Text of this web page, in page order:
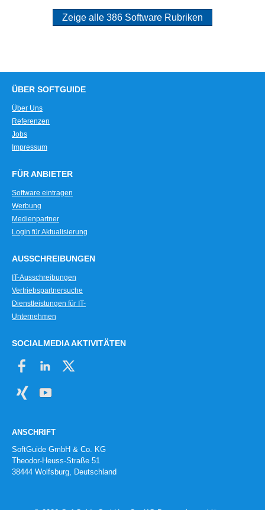
Zeige alle 386 Software Rubriken
ÜBER SOFTGUIDE
Über Uns
Referenzen
Jobs
Impressum
FÜR ANBIETER
Software eintragen
Werbung
Medienpartner
Login für Aktualisierung
AUSSCHREIBUNGEN
IT-Ausschreibungen
Vertriebspartnersuche
Dienstleistungen für IT-
Unternehmen
SOCIALMEDIA AKTIVITÄTEN
ANSCHRIFT
SoftGuide GmbH & Co. KG
Theodor-Heuss-Straße 51
38444 Wolfsburg, Deutschland